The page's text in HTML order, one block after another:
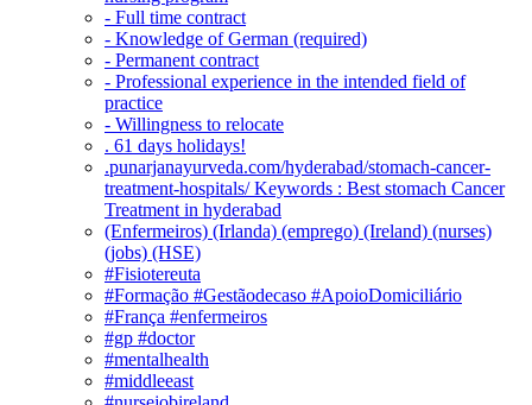
- Full time contract
- Knowledge of German (required)
- Permanent contract
- Professional experience in the intended field of
practice
- Willingness to relocate
. 61 days holidays!
.punarjanayurveda.com/hyderabad/stomach-cancer-
treatment-hospitals/ Keywords : Best stomach Cancer
Treatment in hyderabad
(Enfermeiros) (Irlanda) (emprego) (Ireland) (nurses)
(jobs) (HSE)
#Fisiotereuta
#Formação #Gestãodecaso #ApoioDomiciliário
#França #enfermeiros
#gp #doctor
#mentalhealth
#middleeast